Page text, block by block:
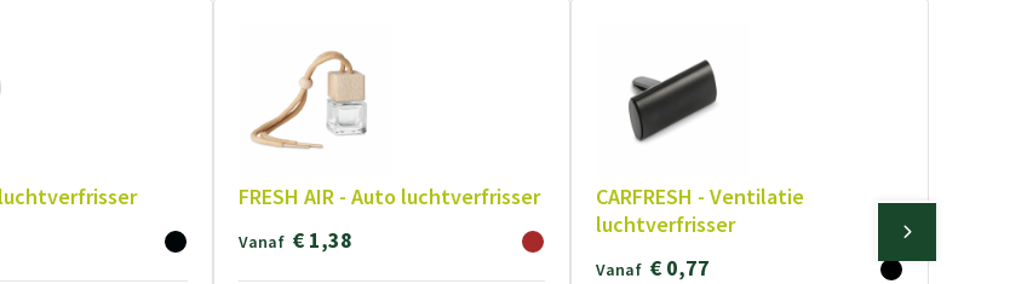
FRESH AIR - Auto luchtverfrisser
Vanaf € 1,38
CARFRESH - Ventilatie
luchtverfrisser
Vanaf € 0,77